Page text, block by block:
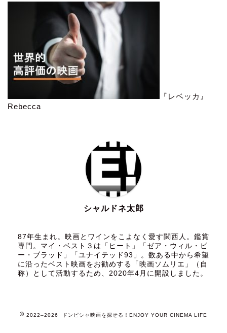
『レベッカ』
Rebecca
シャルドネ太郎
87年生まれ。映画とワインをこよなく愛す関西人。鑑賞
専門。マイ・ベスト３は「ヒート」「ゼア・ウィル・ビ
ー・ブラッド」「ユナイテッド93」。数ある中から希望
に沿ったベスト映画をお勧めする「映画ソムリエ」（自
称）として活動するため、2020年4月に開設しました。
2022–2026 ドンピシャ映画を探せる！ENJOY YOUR CINEMA LIFE